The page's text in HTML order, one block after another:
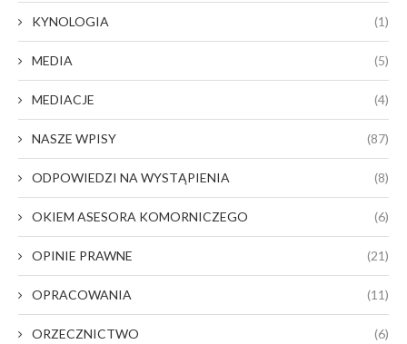
KYNOLOGIA (1)
MEDIA (5)
MEDIACJE (4)
NASZE WPISY (87)
ODPOWIEDZI NA WYSTĄPIENIA (8)
OKIEM ASESORA KOMORNICZEGO (6)
OPINIE PRAWNE (21)
OPRACOWANIA (11)
ORZECZNICTWO (6)